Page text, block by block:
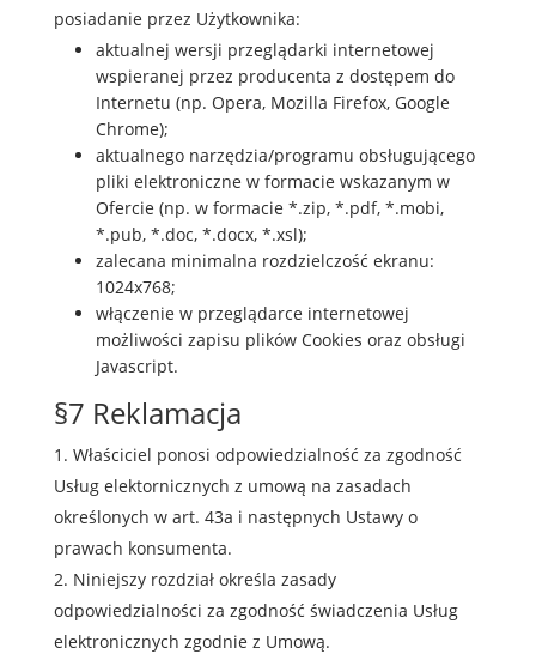
posiadanie przez Użytkownika:
aktualnej wersji przeglądarki internetowej
wspieranej przez producenta z dostępem do
Internetu (np. Opera, Mozilla Firefox, Google
Chrome);
aktualnego narzędzia/programu obsługującego
pliki elektroniczne w formacie wskazanym w
Ofercie (np. w formacie *.zip, *.pdf, *.mobi,
*.pub, *.doc, *.docx, *.xsl);
zalecana minimalna rozdzielczość ekranu:
1024x768;
włączenie w przeglądarce internetowej
możliwości zapisu plików Cookies oraz obsługi
Javascript.
§7 Reklamacja
Właściciel ponosi odpowiedzialność za zgodność
Usług elektornicznych z umową na zasadach
określonych w art. 43a i następnych Ustawy o
prawach konsumenta.
Niniejszy rozdział określa zasady
odpowiedzialności za zgodność świadczenia Usług
elektronicznych zgodnie z Umową.